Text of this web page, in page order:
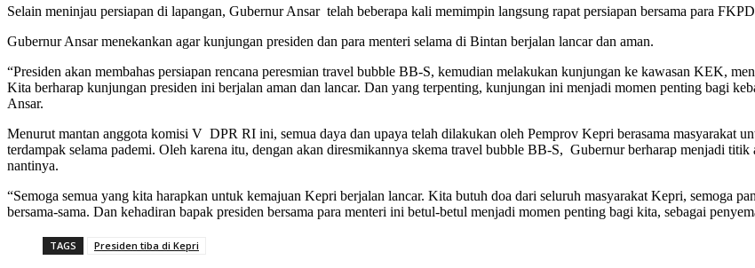
Selain meninjau persiapan di lapangan, Gubernur Ansar telah beberapa kali memimpin langsung rapat persiapan bersama para
Gubernur Ansar menekankan agar kunjungan presiden dan para menteri selama di Bintan berjalan lancar dan aman.
“Presiden akan membahas persiapan rencana peresmian travel bubble BB-S, kemudian melakukan kunjungan ke kawasan KEK,
Kita berharap kunjungan presiden ini berjalan aman dan lancar. Dan yang terpenting, kunjungan ini menjadi momen penting bagi
Ansar.
Menurut mantan anggota komisi V DPR RI ini, semua daya dan upaya telah dilakukan oleh Pemprov Kepri berasama masyarakat
terdampak selama pademi. Oleh karena itu, dengan akan diresmikannya skema travel bubble BB-S, Gubernur berharap menjadi
nantinya.
“Semoga semua yang kita harapkan untuk kemajuan Kepri berjalan lancar. Kita butuh doa dari seluruh masyarakat Kepri, semoga
bersama-sama. Dan kehadiran bapak presiden bersama para menteri ini betul-betul menjadi momen penting bagi kita, sebagai
TAGS Presiden tiba di Kepri